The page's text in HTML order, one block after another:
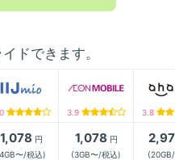
ドできます。
3.9 3.8
1,078 円
〜/税込)
1,078 円
(3GB〜/税込)